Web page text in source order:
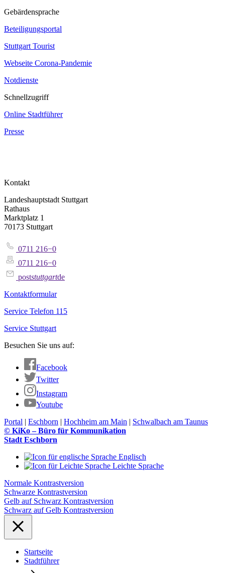
Gebärdensprache
Beteiligungsportal
Stuttgart Tourist
Webseite Corona‐Pandemie
Notdienste
Schnellzugriff
Online Stadtführer
Presse
Kontakt
Landeshauptstadt Stuttgart
Rathaus
Marktplatz 1
70173 Stuttgart
0711 216−0
0711 216−0
poststuttgartde
Kontaktformular
Service Telefon 115
Service Stuttgart
Besuchen Sie uns auf:
Facebook
Twitter
Instagram
Youtube
Portal | Eschborn | Hochheim am Main | Schwalbach am Taunus
© KiKo – Büro für Kommunikation
Stadt Eschborn
Englisch
Leichte Sprache
Normale Kontrastversion
Schwarze Kontrastversion
Gelb auf Schwarz Kontrastversion
Schwarz auf Gelb Kontrastversion
Startseite
Stadtführer